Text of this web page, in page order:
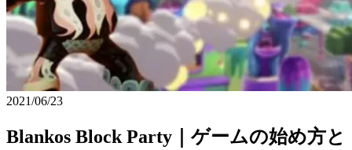
2021/06/23
Blankos Block Party｜ゲームの始め方と